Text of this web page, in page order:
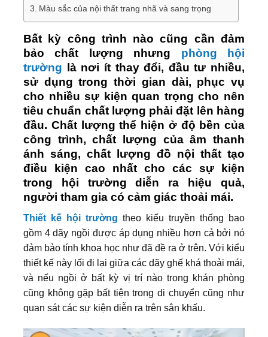
Màu sắc của nội thất trang nhã và sang trọng
Bất kỳ công trình nào cũng cần đảm
bảo chất lượng nhưng phòng hội
trường là nơi ít thay đổi, đầu tư nhiều,
sử dụng trong thời gian dài, phục vụ
cho nhiều sự kiện quan trọng cho nên
tiêu chuẩn chất lượng phải đặt lên hàng
đầu. Chất lượng thể hiện ở độ bền của
công trình, chất lượng của âm thanh
ánh sáng, chất lượng đồ nội thất tạo
điều kiện cao nhất cho các sự kiện
trong hội trường diễn ra hiệu quả,
người tham gia có cảm giác thoải mái.
Thiết kế hội trường theo kiểu truyền thống bao
gồm 4 dãy ngồi được áp dụng nhiều hơn cả bởi nó
đảm bảo tính khoa học như đã đề ra ở trên. Với kiểu
thiết kế này lối đi lại giữa các dãy ghế khá thoải mái,
và nếu ngồi ở bất kỳ vị trí nào trong khán phòng
cũng không gặp bất tiện trong di chuyển cũng như
quan sát các sự kiện diễn ra trên sân khấu.